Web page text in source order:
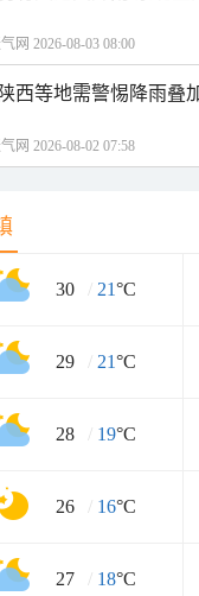
网 2026-08-03 08:00
西等地需警惕降雨叠
网 2026-08-02 07:58
30 / 21°C
29 / 21°C
28 / 19°C
26 / 16°C
27 / 18°C